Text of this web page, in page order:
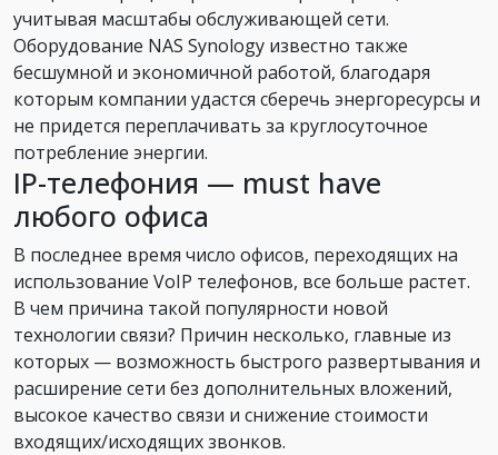
учитывая масштабы обслуживающей сети.
Оборудование NAS Synology известно также
бесшумной и экономичной работой, благодаря
которым компании удастся сберечь энергоресурсы и
не придется переплачивать за круглосуточное
потребление энергии.
IP-телефония — must have
любого офиса
В последнее время число офисов, переходящих на
использование VoIP телефонов, все больше растет.
В чем причина такой популярности новой
технологии связи? Причин несколько, главные из
которых — возможность быстрого развертывания и
расширение сети без дополнительных вложений,
высокое качество связи и снижение стоимости
входящих/исходящих звонков.